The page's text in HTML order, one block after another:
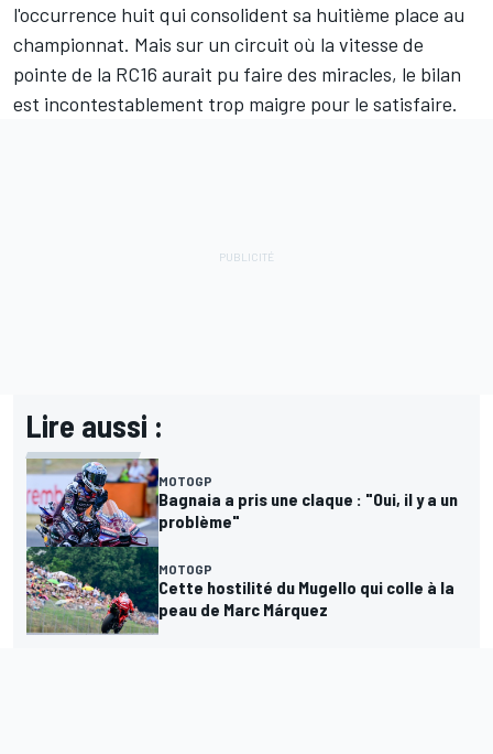
l'occurrence huit qui consolident sa huitième place au
championnat. Mais sur un circuit où la vitesse de
pointe de la RC16 aurait pu faire des miracles, le bilan
est incontestablement trop maigre pour le satisfaire.
Lire aussi :
MOTOGP
Bagnaia a pris une claque : "Oui, il y a un
problème"
MOTOGP
Cette hostilité du Mugello qui colle à la
peau de Marc Márquez